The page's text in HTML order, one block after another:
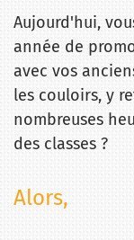
Aujourd'hui,
année de
avec vos
les couloirs, y
nombreuses
des classes ?
Alors,